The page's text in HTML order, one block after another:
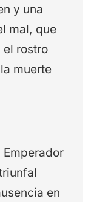
y una
mal, que
el rostro
muerte
Emperador
en